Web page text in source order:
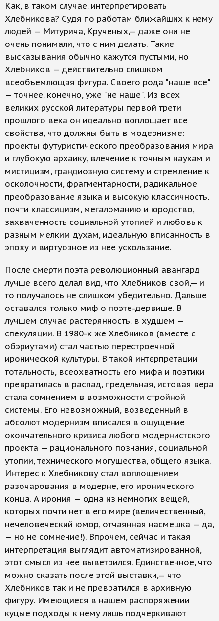
Как, в таком случае, интерпретировать
Хлебникова? Судя по работам ближайших к нему
людей — Митурича, Крученых,— даже они не
очень понимали, что с ним делать. Такие
высказывания обычно кажутся пустыми, но
Хлебников — действительно слишком
всеобъемлющая фигура. Своего рода "наше все"
— точнее, конечно, уже "не наше". Из всех
великих русской литературы первой трети
прошлого века он идеально воплощает все
свойства, что должны быть в модернизме:
проекты футуристического преобразования мира
и глубокую архаику, влечение к точным наукам и
мистицизм, грандиозную систему и стремление к
осколочности, фрагментарности, радикальное
преобразование языка и высокую классичность,
почти классицизм, мегаломанию и юродство,
захваченность социальной утопией и любовь к
разным мелким духам, идеальную вписанность в
эпоху и виртуозное из нее ускользание.
После смерти поэта революционный авангард
лучше всего делал вид, что Хлебников свой,— и
то получалось не слишком убедительно. Дальше
оставался только миф о поэте-дервише. В
лучшем случае растерянность, в худшем —
спекуляции. В 1980-х же Хлебников (вместе с
обэриутами) стал частью перестроечной
иронической культуры. В такой интерпретации
тотальность, всеохватность его мифа и поэтики
превратилась в распад, предельная, истовая вера
стала сомнением в возможности стройной
системы. Его невозможный, возведенный в
абсолют модернизм вписался в ощущение
окончательного кризиса любого модернистского
проекта — рационального познания, социальной
утопии, технического могущества, общего языка.
Интерес к Хлебникову стал воплощением
разочарования в модерне, его иронического
конца. А ирония — одна из немногих вещей,
которых почти нет в его мире (величественный,
нечеловеческий юмор, отчаянная насмешка — да,
— но не сомнение!). Впрочем, сейчас и такая
интерпретация выглядит автоматизированной,
этот смысл из нее выветрился. Единственное, что
можно сказать после этой выставки,— что
Хлебников так и не превратился в архивную
фигуру. Имеющиеся в нашем распоряжении
куцые подходы к нему лишь подчеркивают